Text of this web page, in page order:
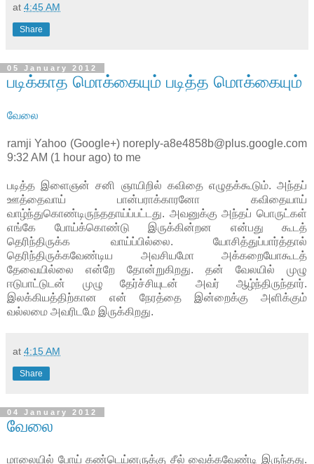
at 4:45 AM
Share
05 January 2012
படிக்காத மொக்கையும் படித்த மொக்கையும்
வேலை
ramji Yahoo (Google+) noreply-a8e4858b@plus.google.com
9:32 AM (1 hour ago) to me
படித்த இளைஞன் சனி ஞாயிறில் கவிதை எழுதக்கூடும். அந்தப்
ஊத்தைவாய் பான்பராக்காரனோ கவிதையாய்
வாழ்ந்துகொண்டிருந்ததாய்ப்பட்டது. அவனுக்கு அந்தப் பொருட்கள்
எங்கே போய்க்கொண்டு இருக்கின்றன என்பது கூடத்
தெரிந்திருக்க வாய்ப்பில்லை. யோசித்துப்பார்த்தால்
தெரிந்திருக்கவேண்டிய அவசியமோ அக்கறையோகூடத்
தேவையில்லை என்றே தோன்றுகிறது. தன் வேலயில் முழு
ஈடுபாட்டுடன் முழு தேர்ச்சியுடன் அவர் ஆழ்ந்திருந்தார்.
இலக்கியத்திற்கான என் நேரத்தை இன்றைக்கு அளிக்கும்
வல்லமை அவரிடமே இருக்கிறது.
at 4:15 AM
Share
04 January 2012
வேலை
மாலையில் போய் கண்டெய்னருக்கு சீல் வைக்கவேண்டி இருந்தது.